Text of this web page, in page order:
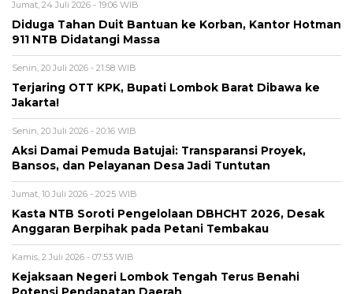
Jumat, 24 Juli 2026 - 19:06 WIB
Diduga Tahan Duit Bantuan ke Korban, Kantor Hotman
911 NTB Didatangi Massa
Senin, 20 Juli 2026 - 21:58 WIB
Terjaring OTT KPK, Bupati Lombok Barat Dibawa ke
Jakarta!
Senin, 20 Juli 2026 - 20:16 WIB
Aksi Damai Pemuda Batujai: Transparansi Proyek,
Bansos, dan Pelayanan Desa Jadi Tuntutan
Jumat, 10 Juli 2026 - 20:25 WIB
Kasta NTB Soroti Pengelolaan DBHCHT 2026, Desak
Anggaran Berpihak pada Petani Tembakau
Kamis, 2 Juli 2026 - 07:53 WIB
Kejaksaan Negeri Lombok Tengah Terus Benahi